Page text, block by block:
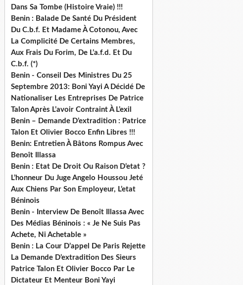
Dans Sa Tombe (Histoire Vraie) !!!
Benin : Balade De Santé Du Président
Du C.b.f. Et Madame À Cotonou, Avec
La Complicité De Certains Membres,
Aux Frais Du Forim, De L’a.f.d. Et Du
C.b.f. (*)
Benin - Conseil Des Ministres Du 25
Septembre 2013: Boni Yayi A Décidé De
Nationaliser Les Entreprises De Patrice
Talon Après L’avoir Contraint À L’exil
Benin – Demande D’extradition : Patrice
Talon Et Olivier Bocco Enfin Libres !!!
Benin: Entretien À Bâtons Rompus Avec
Benoît Illassa
Benin : Etat De Droit Ou Raison D’etat ?
L’honneur Du Juge Angelo Houssou Jeté
Aux Chiens Par Son Employeur, L’etat
Béninois
Benin - Interview De Benoît Illassa Avec
Des Médias Béninois : « Je Ne Suis Pas
Achete, Ni Achetable »
Benin : La Cour D’appel De Paris Rejette
La Demande D’extradition Des Sieurs
Patrice Talon Et Olivier Bocco Par Le
Dictateur Et Menteur Boni Yayi